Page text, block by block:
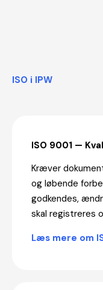
ISO i IPW
ISO 9001 —
Kræver
og løbende
godkendes,
skal registreres
Læs mere om